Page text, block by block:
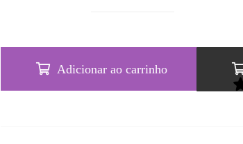
Adicionar ao carrinho